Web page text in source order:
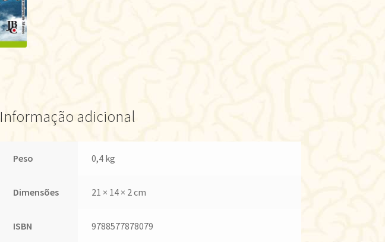
Informação adicional
Peso 0,4 kg
Dimensões 21 × 14 × 2 cm
ISBN 9788577878079